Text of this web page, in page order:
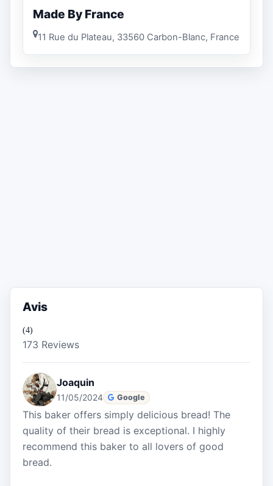
Made By France
11 Rue du Plateau, 33560 Carbon-Blanc, France
Avis
(4)
173 Reviews
Joaquin
11/05/2024 Google
This baker offers simply delicious bread! The
quality of their bread is exceptional. I highly
recommend this baker to all lovers of good
bread.